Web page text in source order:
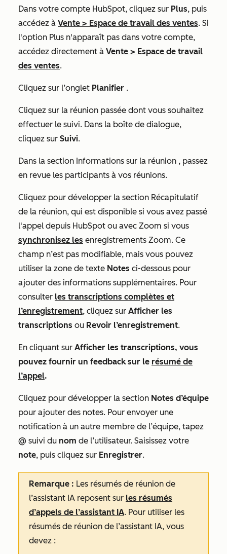
Dans votre compte HubSpot, cliquez sur Plus, puis
accédez à Vente > Espace de travail des ventes. Si
l'option Plus n'apparaît pas dans votre compte,
accédez directement à Vente > Espace de travail
des ventes.
Cliquez sur l’onglet Planifier .
Cliquez sur la réunion passée dont vous souhaitez
effectuer le suivi. Dans la boîte de dialogue,
cliquez sur Suivi.
Dans la section Informations sur la réunion , passez
en revue les participants à vos réunions.
Cliquez pour développer la section Récapitulatif
de la réunion, qui est disponible si vous avez passé
l'appel depuis HubSpot ou avec Zoom si vous
synchronisez les enregistrements Zoom. Ce
champ n’est pas modifiable, mais vous pouvez
utiliser la zone de texte Notes ci-dessous pour
ajouter des informations supplémentaires. Pour
consulter les transcriptions complètes et
l’enregistrement, cliquez sur Afficher les
transcriptions ou Revoir l’enregistrement.
En cliquant sur Afficher les transcriptions, vous
pouvez fournir un feedback sur le résumé de
l’appel.
Cliquez pour développer la section Notes d’équipe
pour ajouter des notes. Pour envoyer une
notification à un autre membre de l’équipe, tapez
@ suivi du nom de l’utilisateur. Saisissez votre
note, puis cliquez sur Enregistrer.
Remarque : Les résumés de réunion de
l’assistant IA reposent sur les résumés
d’appels de l’assistant IA. Pour utiliser les
résumés de réunion de l’assistant IA, vous
devez :